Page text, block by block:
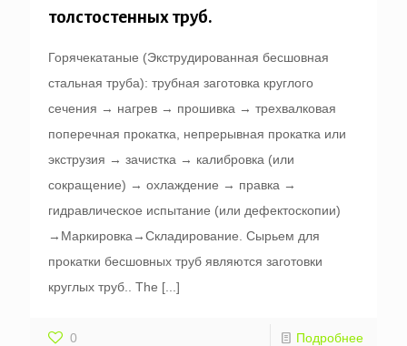
толстостенных труб.
Горячекатаные (Экструдированная бесшовная
стальная труба): трубная заготовка круглого
сечения → нагрев → прошивка → трехвалковая
поперечная прокатка, непрерывная прокатка или
экструзия → зачистка → калибровка (или
сокращение) → охлаждение → правка →
гидравлическое испытание (или дефектоскопии)
→Маркировка→Складирование. Сырьем для
прокатки бесшовных труб являются заготовки
круглых труб.. The [...]
0 Подробнее